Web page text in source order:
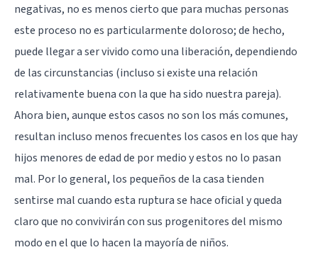
negativas, no es menos cierto que para muchas personas
este proceso no es particularmente doloroso; de hecho,
puede llegar a ser vivido como una liberación, dependiendo
de las circunstancias (incluso si existe una relación
relativamente buena con la que ha sido nuestra pareja).
Ahora bien, aunque estos casos no son los más comunes,
resultan incluso menos frecuentes los casos en los que hay
hijos menores de edad de por medio y estos no lo pasan
mal. Por lo general, los pequeños de la casa tienden
sentirse mal cuando esta ruptura se hace oficial y queda
claro que no convivirán con sus progenitores del mismo
modo en el que lo hacen la mayoría de niños.